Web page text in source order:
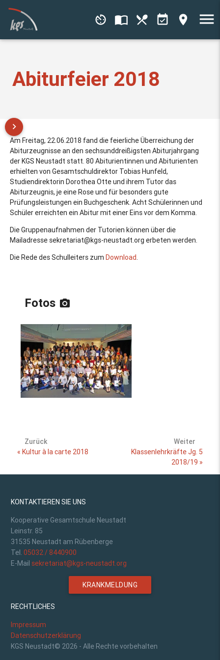
av_timer import_contacts local_dining event_available place menu
keyboard_arrow_right
Abiturfeier 2018
Am Freitag, 22.06.2018 fand die feierliche Überreichung der
Abiturzeugnisse an den sechsunddreißigsten Abiturjahrgang
der KGS Neustadt statt. 80 Abiturientinnen und Abiturienten
erhielten von Gesamtschuldirektor Tobias Hunfeld,
Studiendirektorin Dorothea Otte und ihrem Tutor das
Abiturzeugnis, je eine Rose und für besonders gute
Prüfungsleistungen ein Buchgeschenk. Acht Schülerinnen und
Schüler erreichten ein Abitur mit einer Eins vor dem Komma.
Die Gruppenaufnahmen der Tutorien können über die
Mailadresse sekretariat@kgs-neustadt.org erbeten werden.
Die Rede des Schulleiters zum Download.
Fotos photo_camera
Zurück
« Kultur à la carte 2018
Weiter
Klassenlehrkräfte Jg. 5
2018/19 »
KONTAKTIEREN SIE UNS
Kooperative Gesamtschule Neustadt
Leinstr. 85
31535 Neustadt am Rübenberge
Tel.05032 / 8440900
E-Mail sekretariat@kgs-neustadt.org
KRANKMELDUNG
RECHTLICHES
Impressum
Datenschutzerklärung
KGS Neustadt© 2026 - Alle Rechte vorbehalten